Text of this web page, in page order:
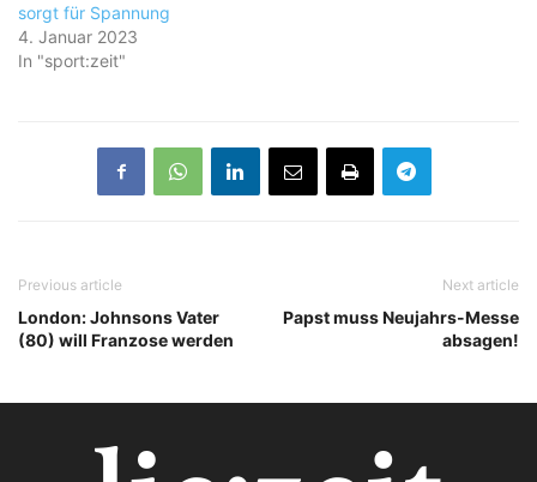
sorgt für Spannung
4. Januar 2023
In "sport:zeit"
Previous article
London: Johnsons Vater
(80) will Franzose werden
Next article
Papst muss Neujahrs-Messe
absagen!